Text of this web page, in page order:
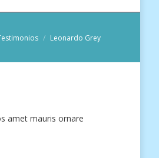
Leonardo Grey
amet mauris ornare